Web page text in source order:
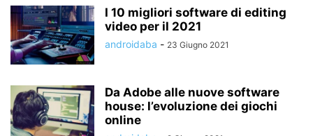
I 10 migliori software di editing
video per il 2021
androidaba - 23 Giugno 2021
Da Adobe alle nuove software
house: l’evoluzione dei giochi
online